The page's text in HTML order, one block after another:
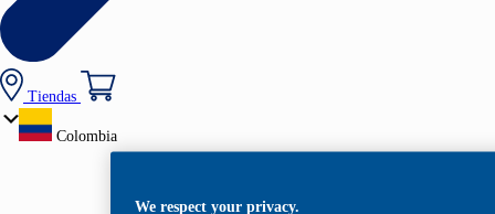
Tiendas
Colombia
We respect your privacy.